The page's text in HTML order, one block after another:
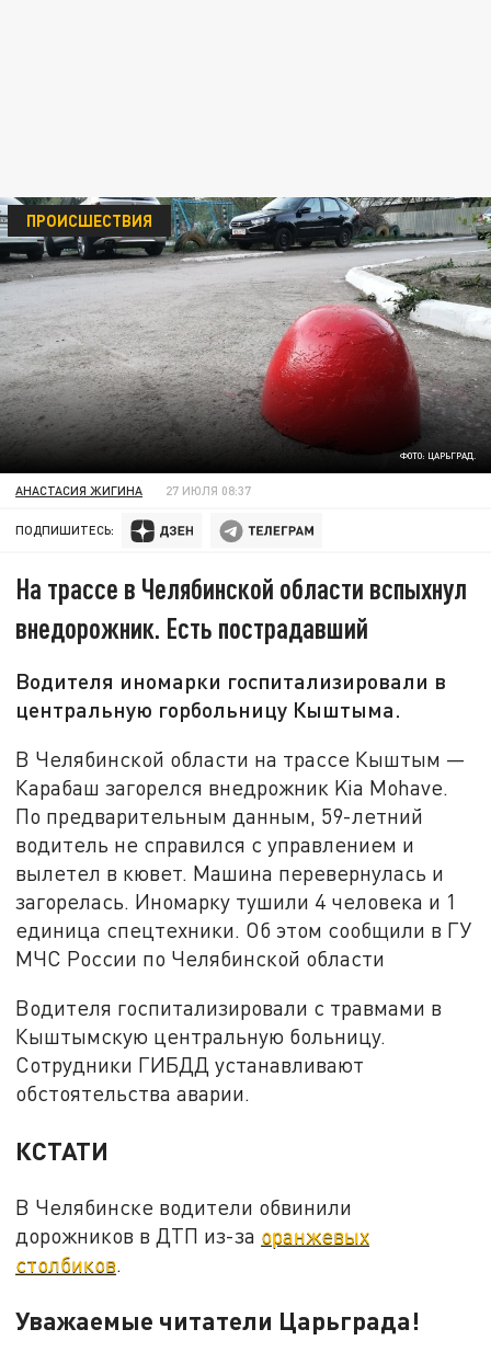
ФОТО: ЦАРЬГРАД.
ПРОИСШЕСТВИЯ
АНАСТАСИЯ ЖИГИНА 27 ИЮЛЯ 08:37
ПОДПИШИТЕСЬ:
На трассе в Челябинской области вспыхнул
внедорожник. Есть пострадавший
Водителя иномарки госпитализировали в
центральную горбольницу Кыштыма.
В Челябинской области на трассе Кыштым —
Карабаш загорелся внедрожник Kia Mohave.
По предварительным данным, 59-летний
водитель не справился с управлением и
вылетел в кювет. Машина перевернулась и
загорелась. Иномарку тушили 4 человека и 1
единица спецтехники. Об этом сообщили в ГУ
МЧС России по Челябинской области
Водителя госпитализировали с травмами в
Кыштымскую центральную больницу.
Сотрудники ГИБДД устанавливают
обстоятельства аварии.
КСТАТИ
В Челябинске водители обвинили
дорожников в ДТП из-за оранжевых
столбиков
Уважаемые читатели Царьграда!